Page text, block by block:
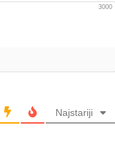
3000
Najstariji